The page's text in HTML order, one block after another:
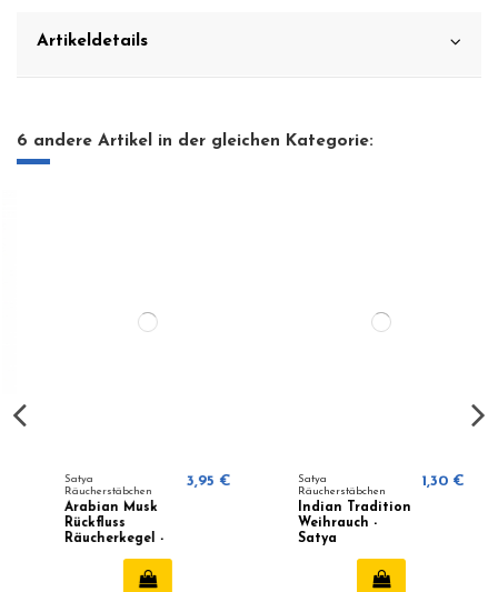
Artikeldetails
6 andere Artikel in der gleichen Kategorie:
Satya
Räucherstäbchen
Arabian Musk
Rückfluss
Räucherkegel -
3,95 €
Satya
Räucherstäbchen
Indian Tradition
Weihrauch -
Satya
1,30 €